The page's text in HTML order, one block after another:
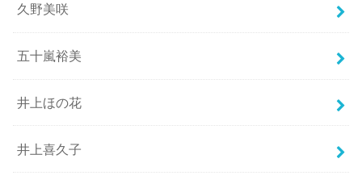
久野美咲
五十嵐裕美
井上ほの花
井上喜久子